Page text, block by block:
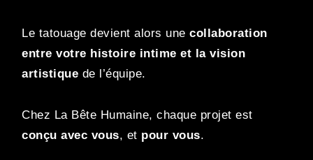
Le tatouage devient alors une collaboration
entre votre histoire intime et la vision
artistique de l’équipe.
Chez La Bête Humaine, chaque projet est
conçu avec vous, et pour vous.